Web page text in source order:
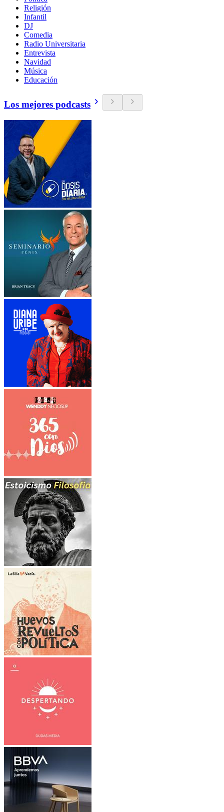
Religión
Infantil
DJ
Comedia
Radio Universitaria
Entrevista
Navidad
Música
Educación
Los mejores podcasts